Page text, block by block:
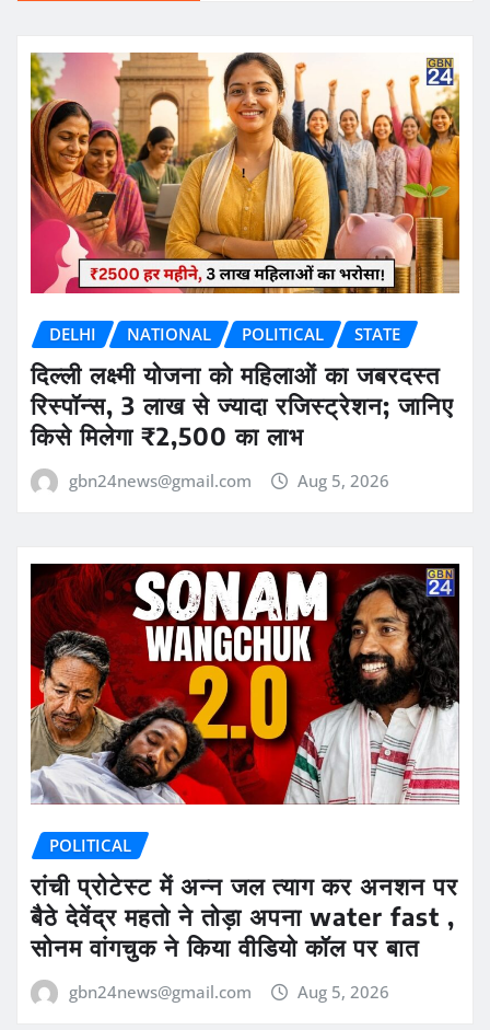
DELHI NATIONAL POLITICAL STATE
दिल्ली लक्ष्मी योजना को महिलाओं का जबरदस्त
रिस्पॉन्स, 3 लाख से ज्यादा रजिस्ट्रेशन; जानिए
किसे मिलेगा ₹2,500 का लाभ
gbn24news@gmail.com Aug 5, 2026
POLITICAL
रांची प्रोटेस्ट में अन्न जल त्याग कर अनशन पर
बैठे देवेंद्र महतो ने तोड़ा अपना water fast ,
सोनम वांगचुक ने किया वीडियो कॉल पर बात
gbn24news@gmail.com Aug 5, 2026